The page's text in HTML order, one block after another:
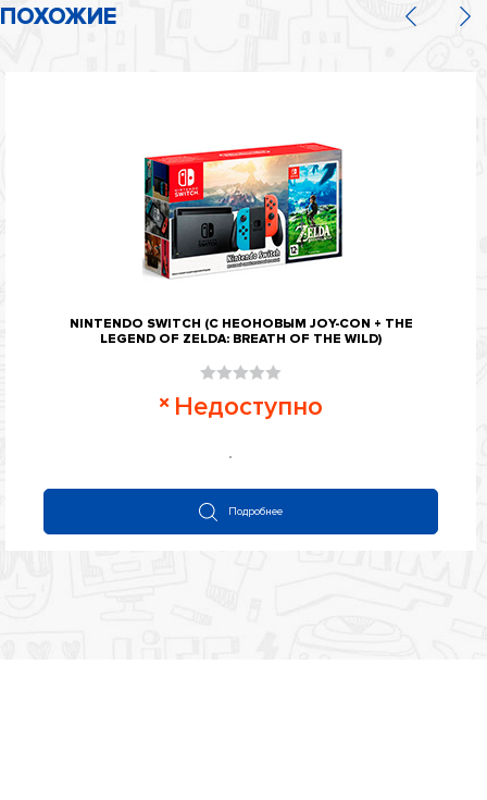
ПОХОЖИЕ
NINTENDO SWITCH (С НЕОНОВЫМ JOY-CON + THЕ
LEGEND OF ZELDA: BREATH OF THE WILD)
0
Недоступно
Подробнее